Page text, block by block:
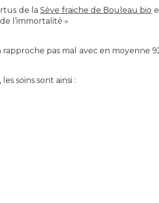
de laSève fraiche de Bouleau bio
l’immortalité »
rapproche pas mal avec en moyenne
soins sont ainsi :